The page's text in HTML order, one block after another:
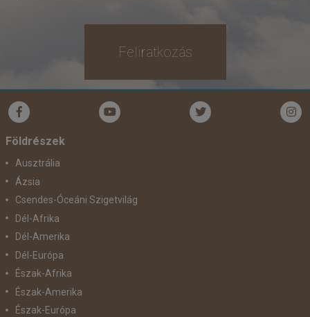
Feliratkozás
Földrészek
Ausztrália
Ázsia
Csendes-Óceáni Szigetvilág
Dél-Afrika
Dél-Amerika
Dél-Európa
Észak-Afrika
Észak-Amerika
Észak-Európa